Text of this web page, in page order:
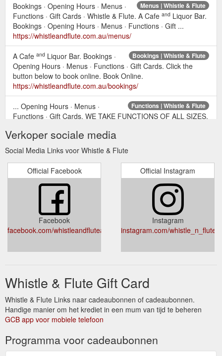
Menus | Whistle & Flute
Bookings · Opening Hours · Menus ·
Functions · Gift Cards · Whistle & Flute. A Cafe and Liquor Bar.
Bookings · Opening Hours · Menus · Functions · Gift ...
https://whistleandflute.com.au/menus/
Bookings | Whistle & Flute
A Cafe and Liquor Bar. Bookings ·
Opening Hours · Menus · Functions · Gift Cards. Click the
button below to book online. Book Online.
https://whistleandflute.com.au/bookings/
Functions | Whistle & Flute
... Opening Hours · Menus ·
Functions · Gift Cards. WE TAKE FUNCTIONS OF ALL SIZES.
FOR MORE INFORMATION.
https://whistleandflute.com.au/functions/
Opening Hours | Whistle & Flute
Bookings · Opening Hours ·
Menus · Functions · Gift Cards. MONDAY – FRIDAY. OPEN
AM TIL2:30PM. ALL DAY BRUNCH. SATURDAY – SUNDAY
AM TIL
https://whistleandflute.com.au/contact-us/
Verkoper sociale media
Social Media Links voor Whistle & Flute
Official Facebook
Facebook
facebook.com/whistleandfluteadelaide/
Official Instagram
Instagram
instagram.com/whistle_n_flute/
Whistle & Flute Gift Card
Whistle & Flute Links naar cadeaubonnen of cadeaubonnen.
Handige manier om het krediet in een mum van tijd te beheren
GCB app voor mobiele telefoon
Programma voor cadeaubonnen